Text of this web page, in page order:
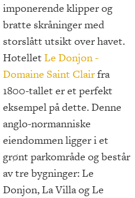
imponerende klipper og
bratte skråninger med
storslått utsikt over havet.
Hotellet Le Donjon -
Domaine Saint Clairfra
1800-tallet er et perfekt
eksempel på dette. Denne
anglo-normanniske
eiendommen ligger i et
grønt parkområde og består
av tre bygninger: Le
Donjon, La Villa og Le